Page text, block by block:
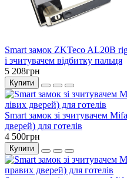
Smart замок ZKTeco AL20B
і зчитувачем відбитку пальця
5 208грн
Купити
Smart замок зі зчитувачем
дверей) для готелів
4 500грн
Купити